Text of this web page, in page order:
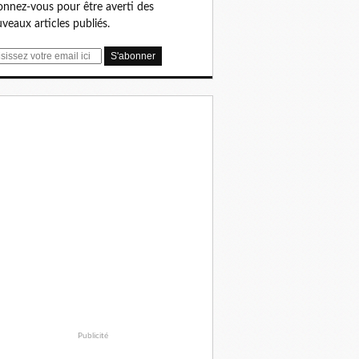
vous pour être averti des
articles publiés.
Publicité